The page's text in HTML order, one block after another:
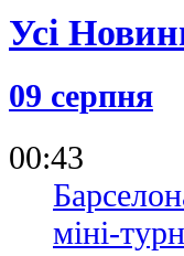
Усі
09 серпня
00:43
міні-